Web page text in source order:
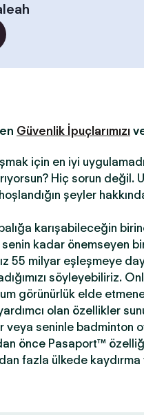
Güvenlik İpuçlarımızı
için en iyi
Hiç sorun
şeyler
karışabileceğin
kadar önemseyen
55 milyar eşleşmeye
söyleyebiliriz.
görünürlük elde
olan özellikler
veya seninle badminton
önce Pasaport™
fazla ülkede